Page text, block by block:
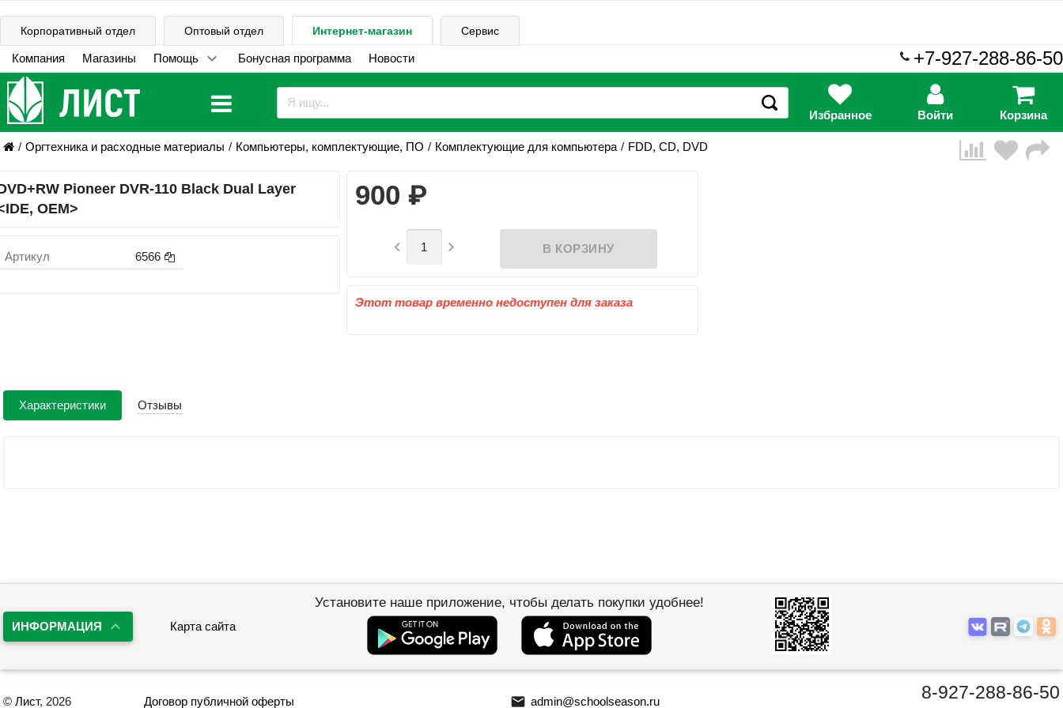
Корпоративный отдел Оптовый отдел Интернет-магазин Сервис
Компания Магазины Помощь Бонусная программа Новости +7-927-288-86-50
Избранное Войти Корзина
Оргтехника и расходные материалы Компьютеры, комплектующие, ПО Комплектующие для компьютера FDD, CD, DVD
Pioneer DVR-110 Black Dual Layer
OEM>
Артикул 6566
900 ₽
 
Этот товар временно недоступен для заказа
Характеристики Отзывы
ИНФОРМАЦИЯ Карта сайта
Установите наше приложение, чтобы делать покупки удобнее!
© Лист, 2026 Договор публичной оферты email admin@schoolseason.ru 8-927-288-86-50